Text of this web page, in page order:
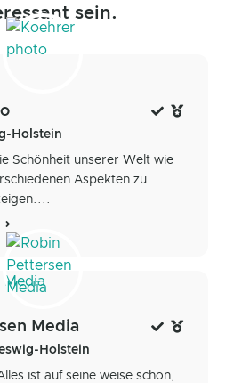
sein.
Holstein
Schönheit unserer Welt wie
Aspekten zu
Media
Holstein
ist auf seine weise schön,